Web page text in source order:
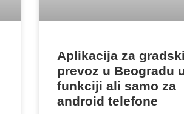
Aplikacija za
prevoz u Beogradu
funkciji ali samo za
android telefone